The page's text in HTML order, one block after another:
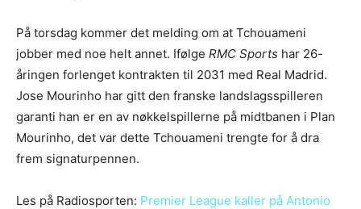
På torsdag kommer det melding om at Tchouameni
jobber med noe helt annet. Ifølge RMC Sports har 26-
åringen forlenget kontrakten til 2031 med Real Madrid.
Jose Mourinho har gitt den franske landslagsspilleren
garanti han er en av nøkkelspillerne på midtbanen i Plan
Mourinho, det var dette Tchouameni trengte for å dra
frem signaturpennen.
Les på Radiosporten: Premier League kaller på Antonio